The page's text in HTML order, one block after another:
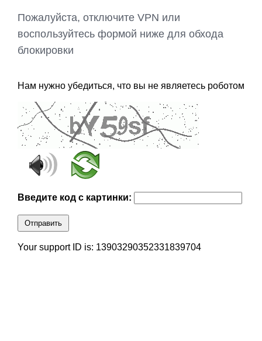
Пожалуйста, отключите VPN или
воспользуйтесь формой ниже для обхода
блокировки
Нам нужно убедиться, что вы не являетесь роботом
Введите код с картинки:
Отправить
Your support ID is: 13903290352331839704